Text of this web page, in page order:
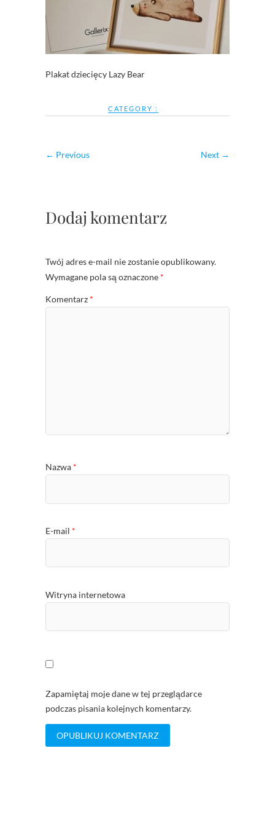
Plakat dziecięcy Lazy Bear
CATEGORY :
← Previous Next →
Dodaj komentarz
Twój adres e-mail nie zostanie opublikowany.
Wymagane pola są oznaczone *
Komentarz *
Nazwa *
E-mail *
Witryna internetowa
Zapamiętaj moje dane w tej przeglądarce
podczas pisania kolejnych komentarzy.